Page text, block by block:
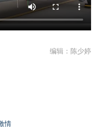
编辑：陈少婷
情